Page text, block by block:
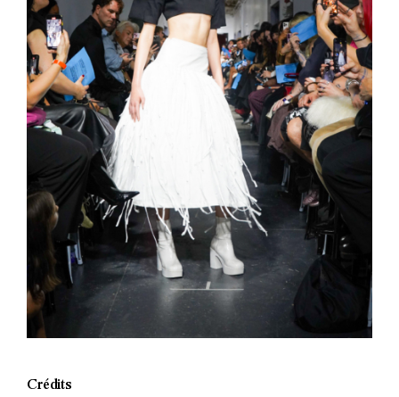
Crédits